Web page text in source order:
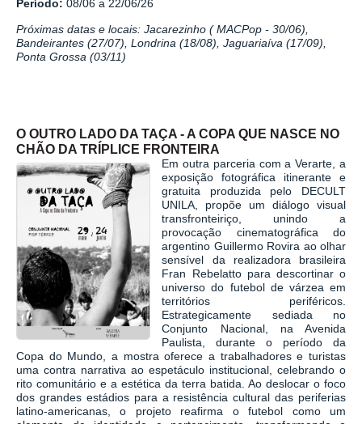
Período: 08/06 a 22/06/26
Próximas datas e locais: Jacarezinho ( MACPop - 30/06),
Bandeirantes (27/07), Londrina (18/08), Jaguariaíva (17/09),
Ponta Grossa (03/11)
O OUTRO LADO DA TAÇA - A COPA QUE NASCE NO
CHÃO DA TRÍPLICE FRONTEIRA
Em outra parceria com a Verarte, a
exposição fotográfica itinerante e
gratuita produzida pelo DECULT
UNILA, propõe um diálogo visual
transfronteiriço, unindo a
provocação cinematográfica do
argentino Guillermo Rovira ao olhar
sensível da realizadora brasileira
Fran Rebelatto para descortinar o
universo do futebol de várzea em
territórios periféricos.
Estrategicamente sediada no
Conjunto Nacional, na Avenida
Paulista, durante o período da
Copa do Mundo, a mostra oferece a trabalhadores e turistas
uma contra narrativa ao espetáculo institucional, celebrando o
rito comunitário e a estética da terra batida. Ao deslocar o foco
dos grandes estádios para a resistência cultural das periferias
latino-americanas, o projeto reafirma o futebol como um